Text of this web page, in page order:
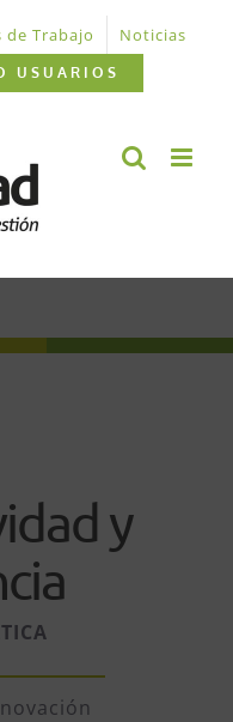
de Trabajo
Noticias
USUARIOS
y